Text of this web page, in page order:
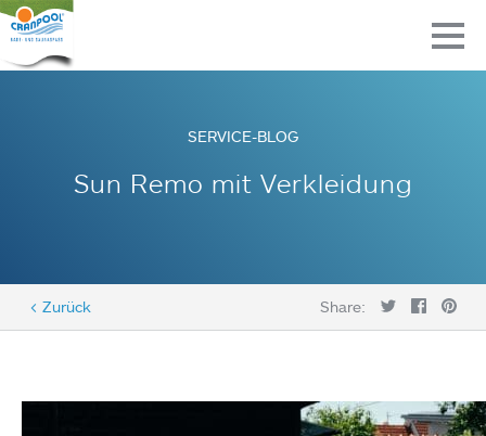
SERVICE-BLOG
Sun Remo mit Verkleidung
< Zurück Share: